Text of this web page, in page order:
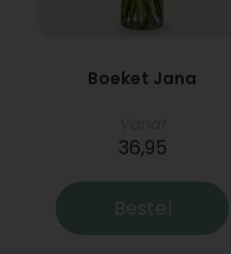
Boeket Jana
36,95
Bestel